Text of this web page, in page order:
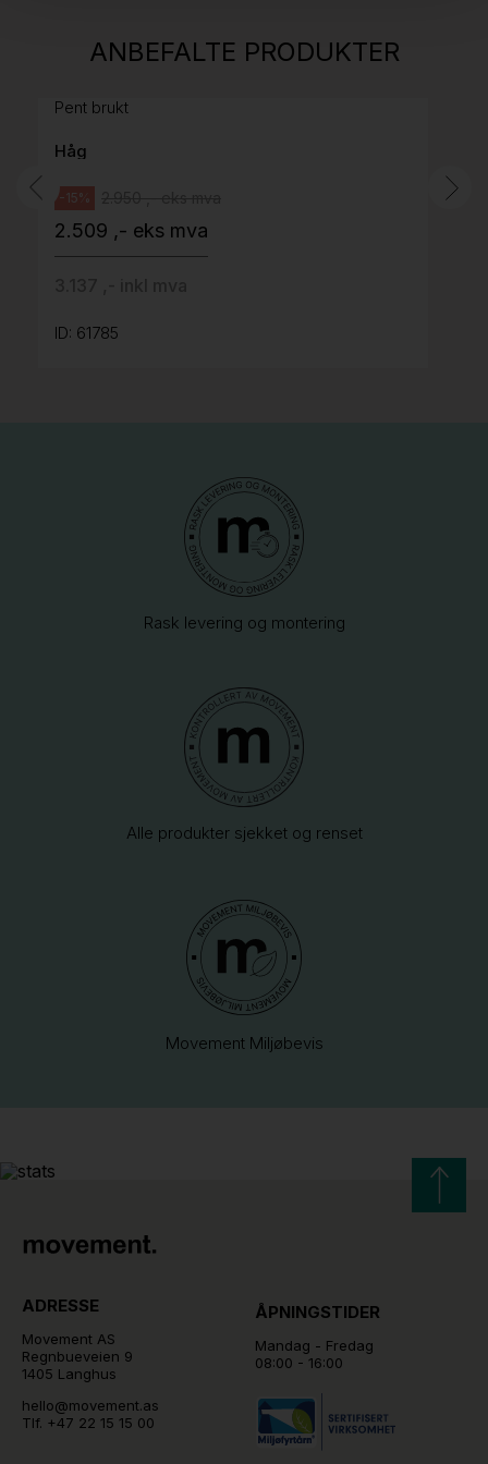
ANBEFALTE PRODUKTER
Pent brukt
Håg
-15%
2.509 ,- eks mva
ID: 61785
Rask levering og montering
Alle produkter sjekket og renset
Movement Miljøbevis
ADRESSE
Movement AS
Regnbueveien 9
1405 Langhus
hello@movement.as
Tlf. +47 22 15 15 00
ÅPNINGSTIDER
Mandag - Fredag
08:00 - 16:00